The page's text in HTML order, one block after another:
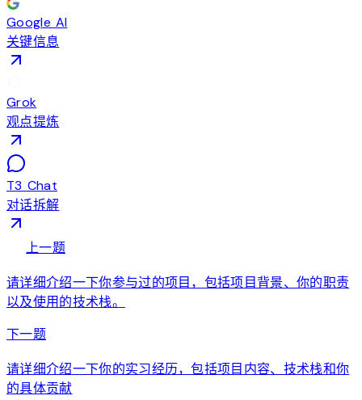
Google AI
关键信息
Grok
观点提炼
T3 Chat
对话拆解
上一题
请详细介绍一下你参与过的项目，包括项目背景、你的职责
以及使用的技术栈。
下一题arrow_forward
请详细介绍一下你的实习经历，包括项目内容、技术栈和你
的具体贡献